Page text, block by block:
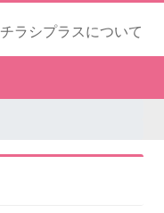
チラシプラスについて